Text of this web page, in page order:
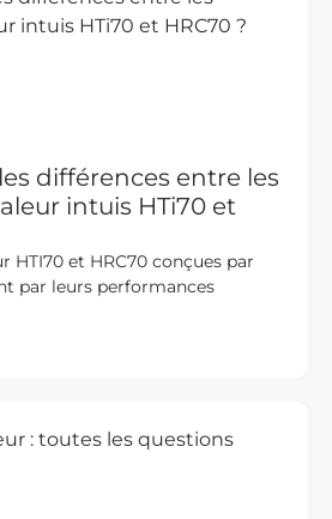
différences entre les
intuis HTi70 et
HTI70 et HRC70 conçues par
par leurs performances